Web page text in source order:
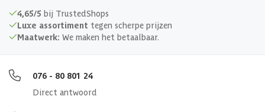
4,65/5 bij TrustedShops
Luxe assortiment tegen scherpe prijzen
Maatwerk: We maken het betaalbaar.
076 - 80 801 24
Direct antwoord